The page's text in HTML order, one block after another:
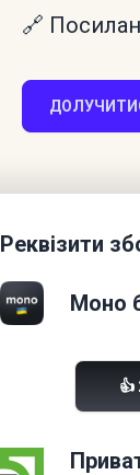
🔗
Реквізити
Моно
👍